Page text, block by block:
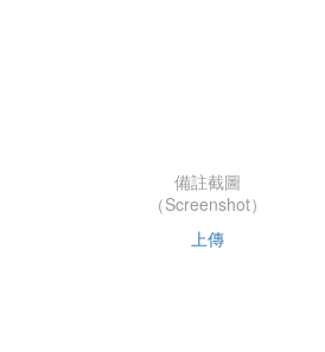
備註截圖
（Screenshot）
上傳